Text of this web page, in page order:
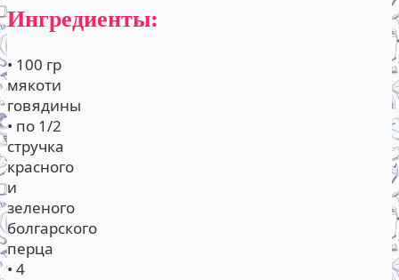
Ингредиенты:
• 100 гр
мякоти
говядины
• по 1/2
стручка
красного
и
зеленого
болгарского
перца
• 4